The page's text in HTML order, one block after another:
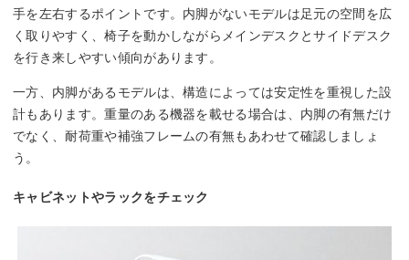
手を左右するポイントです。内脚がないモデルは足元の空間を広
く取りやすく、椅子を動かしながらメインデスクとサイドデスク
を行き来しやすい傾向があります。
一方、内脚があるモデルは、構造によっては安定性を重視した設
計もあります。重量のある機器を載せる場合は、内脚の有無だけ
でなく、耐荷重や補強フレームの有無もあわせて確認しましょ
う。
キャビネットやラックをチェック